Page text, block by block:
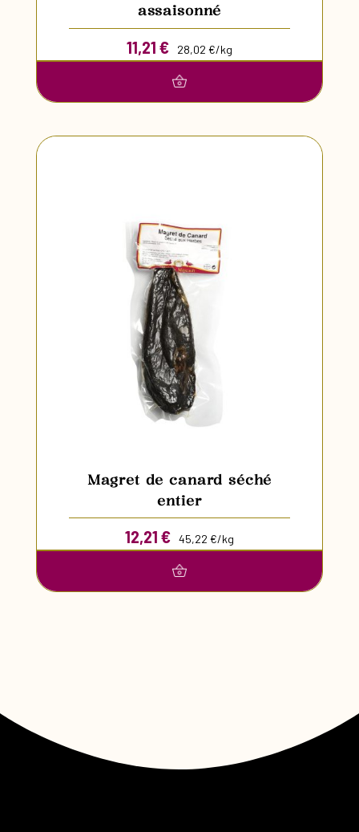
assaisonné
11,21 € 28,02 €/kg
Magret de canard séché
entier
12,21 € 45,22 €/kg